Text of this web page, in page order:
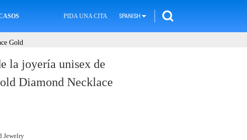
PIDA UNA CITA SPANISH
Gold
la joyería unisex de
Diamond Necklace
Jewelry